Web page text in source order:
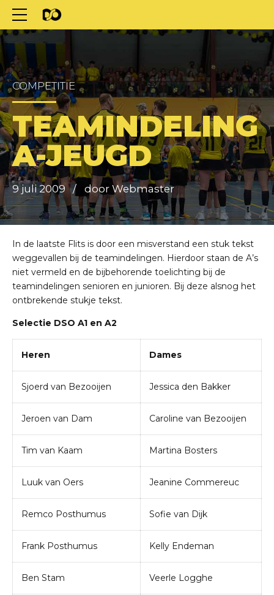
COMPETITIE
TEAMINDELING
A-JEUGD
9 juli 2009 door Webmaster
In de laatste Flits is door een misverstand een stuk tekst
weggevallen bij de teamindelingen. Hierdoor staan de A’s
niet vermeld en de bijbehorende toelichting bij de
teamindelingen senioren en junioren. Bij deze alsnog het
ontbrekende stukje tekst.
Selectie DSO A1 en A2
Heren Dames
Sjoerd van Bezooijen Jessica den Bakker
Jeroen van Dam Caroline van Bezooijen
Tim van Kaam Martina Bosters
Luuk van Oers Jeanine Commereuc
Remco Posthumus Sofie van Dijk
Frank Posthumus Kelly Endeman
Ben Stam Veerle Logghe